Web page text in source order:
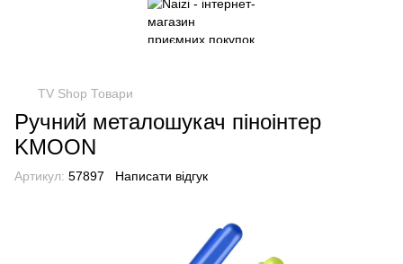
TV Shop Товари
Ручний металошукач піноінтер
KMOON
Артикул: 57897 Написати відгук